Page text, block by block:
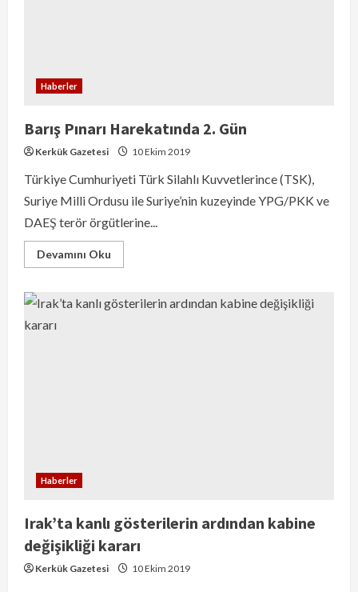
Haberler
Barış Pınarı Harekatında 2. Gün
Kerkük Gazetesi 10 Ekim 2019
Türkiye Cumhuriyeti Türk Silahlı Kuvvetlerince (TSK),
Suriye Milli Ordusu ile Suriye’nin kuzeyinde YPG/PKK ve
DAEŞ terör örgütlerine...
Devamını Oku
Haberler
Irak’ta kanlı gösterilerin ardından kabine
değişikliği kararı
Kerkük Gazetesi 10 Ekim 2019